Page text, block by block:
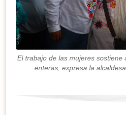
El trabajo de las mujeres sostiene
enteras, expresa la